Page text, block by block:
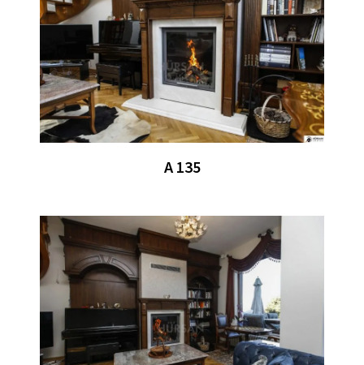
A 135